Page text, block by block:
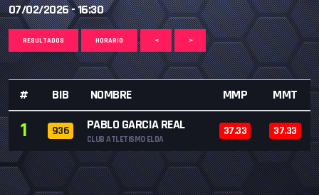
07/02/2026 - 16:30
RESULTADOS HORARIO < >
# BIB NOMBRE MMP MMT
1 936 PABLO GARCIA REAL
CLUB ATLETISMO ELDA
37.33 37.33